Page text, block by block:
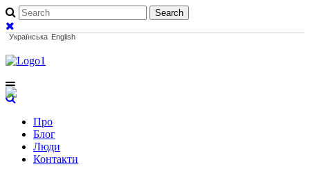
Українська English
Про
Блог
Люди
Контакти